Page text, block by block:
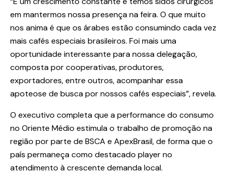
em mantermos nossa presença na feira. O que muito
nos anima é que os árabes estão consumindo cada vez
mais cafés especiais brasileiros. Foi mais uma
oportunidade interessante para nossa delegação,
composta por cooperativas, produtores,
exportadores, entre outros, acompanhar essa
apoteose de busca por nossos cafés especiais”, revela.
O executivo completa que a performance do consumo
no Oriente Médio estimula o trabalho de promoção na
região por parte de BSCA e ApexBrasil, de forma que o
país permaneça como destacado player no
atendimento à crescente demanda local.